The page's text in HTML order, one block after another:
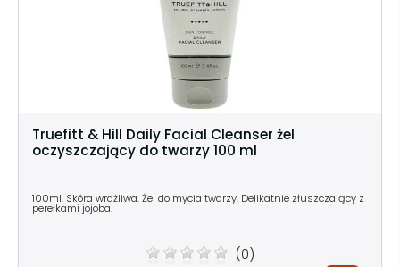
Truefitt & Hill Daily Facial Cleanser żel
oczyszczający do twarzy 100 ml
100ml. Skóra wrażliwa. Żel do mycia twarzy. Delikatnie złuszczający z
perełkami jojoba.
(0)